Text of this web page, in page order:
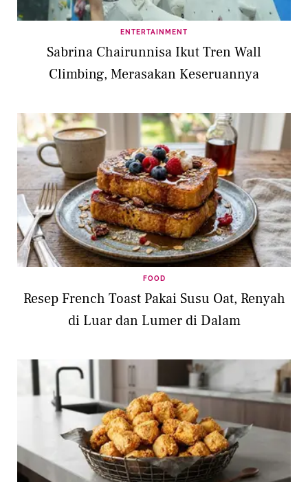
ENTERTAINMENT
Sabrina Chairunnisa Ikut Tren Wall
Climbing, Merasakan Keseruannya
FOOD
Resep French Toast Pakai Susu Oat, Renyah
di Luar dan Lumer di Dalam